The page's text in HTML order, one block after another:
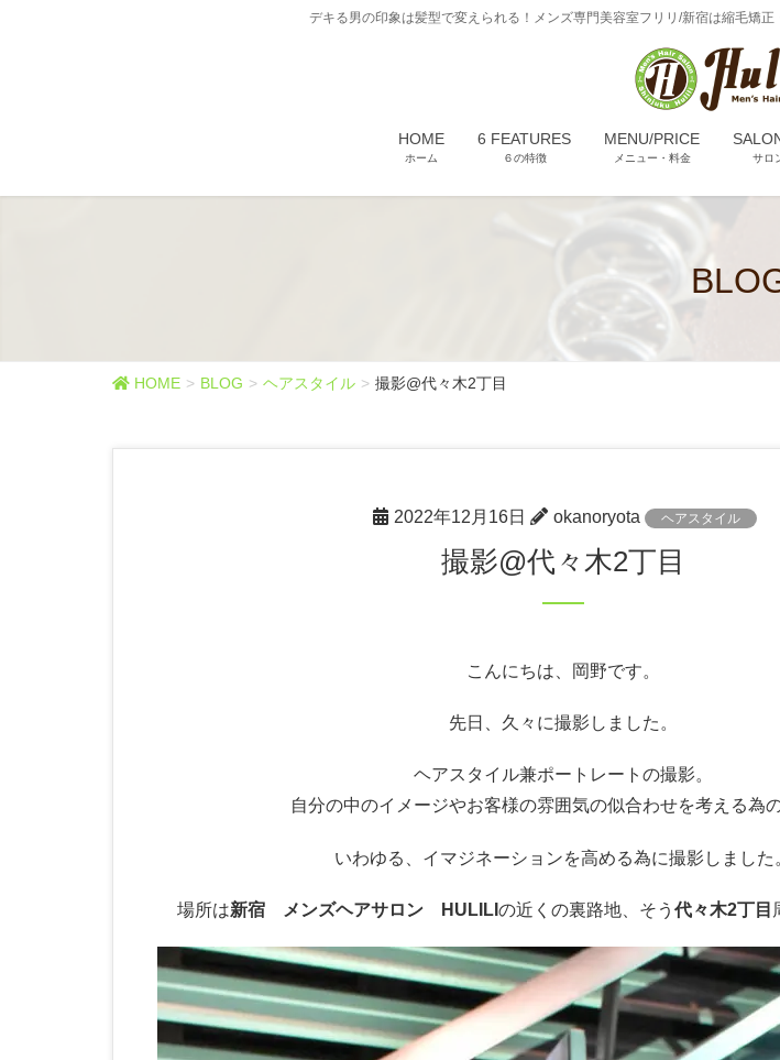
デキる男の印象は髪型で変えられる！メンズ専門美容室フリリ/新宿は縮毛矯
HOME
ホーム
6 FEATURES
６の特徴
MENU/PRICE
メニュー・料金 サロ
HOME BLOG ヘアスタイル 撮影@代々木2丁目
2022年12月16日 okanoryota ヘアスタイル
撮影@代々木2丁目
こんにちは、岡野です。
先日、久々に撮影しました。
ヘアスタイル兼ポートレートの撮影。
自分の中のイメージやお客様の雰囲気の似合わせを考える為の
いわゆる、イマジネーションを高める為に撮影しました
場所は新宿 メンズヘアサロン HULILIの近くの裏路地、そう代々木2丁目